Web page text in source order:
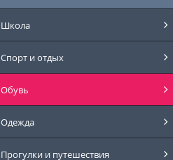
Школа
Спорт и отдых
Обувь
Одежда
Прогулки и путешествия